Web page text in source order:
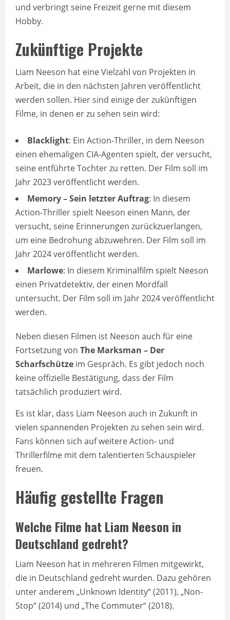
und verbringt seine Freizeit gerne mit diesem
Hobby.
Zukünftige Projekte
Liam Neeson hat eine Vielzahl von Projekten in
Arbeit, die in den nächsten Jahren veröffentlicht
werden sollen. Hier sind einige der zukünftigen
Filme, in denen er zu sehen sein wird:
Blacklight: Ein Action-Thriller, in dem Neeson
einen ehemaligen CIA-Agenten spielt, der versucht,
seine entführte Tochter zu retten. Der Film soll im
Jahr 2023 veröffentlicht werden.
Memory – Sein letzter Auftrag: In diesem
Action-Thriller spielt Neeson einen Mann, der
versucht, seine Erinnerungen zurückzuerlangen,
um eine Bedrohung abzuwehren. Der Film soll im
Jahr 2024 veröffentlicht werden.
Marlowe: In diesem Kriminalfilm spielt Neeson
einen Privatdetektiv, der einen Mordfall
untersucht. Der Film soll im Jahr 2024 veröffentlicht
werden.
Neben diesen Filmen ist Neeson auch für eine
Fortsetzung von The Marksman – Der
Scharfschütze im Gespräch. Es gibt jedoch noch
keine offizielle Bestätigung, dass der Film
tatsächlich produziert wird.
Es ist klar, dass Liam Neeson auch in Zukunft in
vielen spannenden Projekten zu sehen sein wird.
Fans können sich auf weitere Action- und
Thrillerfilme mit dem talentierten Schauspieler
freuen.
Häufig gestellte Fragen
Welche Filme hat Liam Neeson in
Deutschland gedreht?
Liam Neeson hat in mehreren Filmen mitgewirkt,
die in Deutschland gedreht wurden. Dazu gehören
unter anderem „Unknown Identity“ (2011), „Non-
Stop“ (2014) und „The Commuter“ (2018).